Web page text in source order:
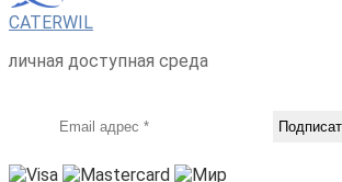
CATERWIL
личная доступная среда